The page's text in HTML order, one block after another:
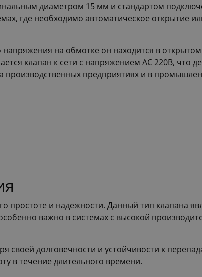
диаметром 15 мм и стандартом
где необходимо автоматическое открытие
на обмотке он находится в
клапан к сети с напряжением AC 220В, что
предприятиях и в
простоте и надежности. Данный тип клапана
важно в системах с высокой
своей долговечности и устойчивости к
в течение длительного времени.